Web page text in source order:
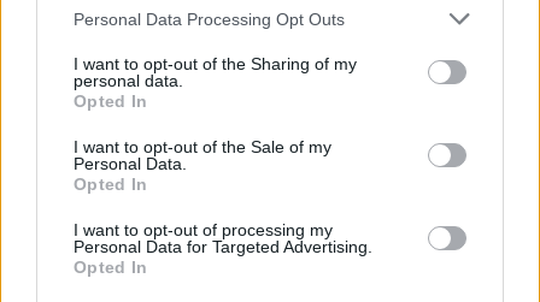
Please note that this website/app uses one or more Google
not limited to your visit or usage behaviour. You may click to
grant or deny consent to Google and its third-party tags to
use your data for below specified purposes in below Google
consent section.
Personal Data Processing Opt Outs
I want to opt-out of the Sharing of my
personal data.
Opted In
I want to opt-out of the Sale of my
Personal Data.
Opted In
I want to opt-out of processing my
Personal Data for Targeted Advertising.
Opted In
Alessandro Tassinari · 9 Ago 2026
WEEKEND